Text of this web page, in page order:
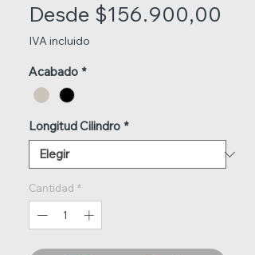
Desde $156.900,00
IVA incluido
Acabado *
Longitud Cilindro *
Cantidad *